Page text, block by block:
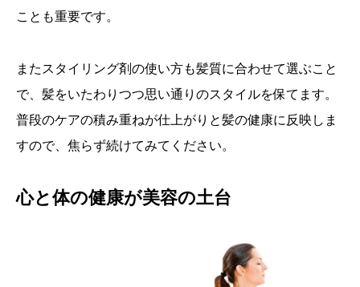
ことも重要です。
またスタイリング剤の使い方も髪質に合わせて選ぶこと
で、髪をいたわりつつ思い通りのスタイルを保てます。
普段のケアの積み重ねが仕上がりと髪の健康に反映しま
すので、焦らず続けてみてください。
心と体の健康が美容の土台